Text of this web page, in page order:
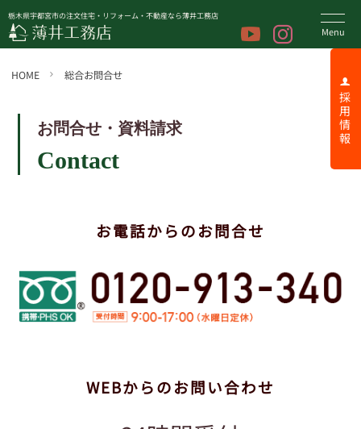
栃木県宇都宮市の注文住宅・リフォーム・不動産なら薄井工務店
採 用 情 報
HOME 総合お問合せ
お問合せ・資料請求
Contact
お電話からのお問合せ
WEBからのお問い合わせ